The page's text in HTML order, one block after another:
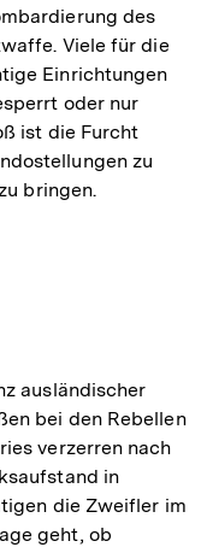
des
Viele für die
Einrichtungen
oder nur
ist die Furcht
zu
bringen.
ausländischer
bei den Rebellen
verzerren nach
in
die Zweifler im
geht, ob